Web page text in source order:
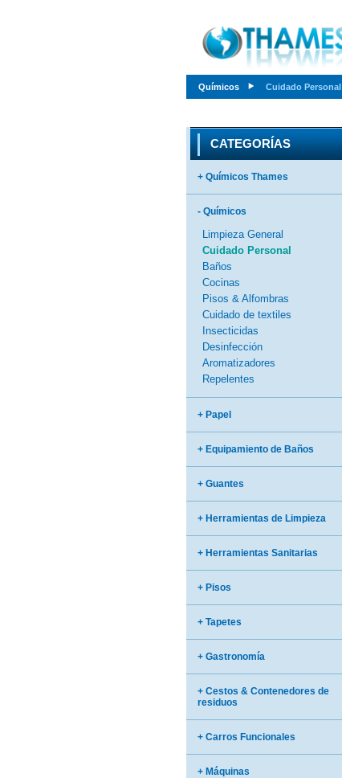
Químicos Cuidado Personal
CATEGORÍAS
+ Químicos Thames
- Químicos
Limpieza General
Cuidado Personal
Baños
Cocinas
Pisos & Alfombras
Cuidado de textiles
Insecticidas
Desinfección
Aromatizadores
Repelentes
+ Papel
+ Equipamiento de Baños
+ Guantes
+ Herramientas de Limpieza
+ Herramientas Sanitarias
+ Pisos
+ Tapetes
+ Gastronomía
+ Cestos & Contenedores de
residuos
+ Carros Funcionales
+ Máquinas